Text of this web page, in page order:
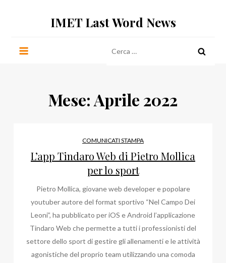
IMET Last Word News
per:
Mese:Aprile 2022
COMUNICATI STAMPA
L’app Tindaro Web di Pietro Mollica
per lo sport
Pietro Mollica, giovane web developer e popolare
youtuber autore del format sportivo “Nel Campo Dei
Leoni”, ha pubblicato per iOS e Android l’applicazione
Tindaro Web che permette a tutti i professionisti del
settore dello sport di gestire gli allenamenti e le attività
agonistiche del proprio team utilizzando una comoda